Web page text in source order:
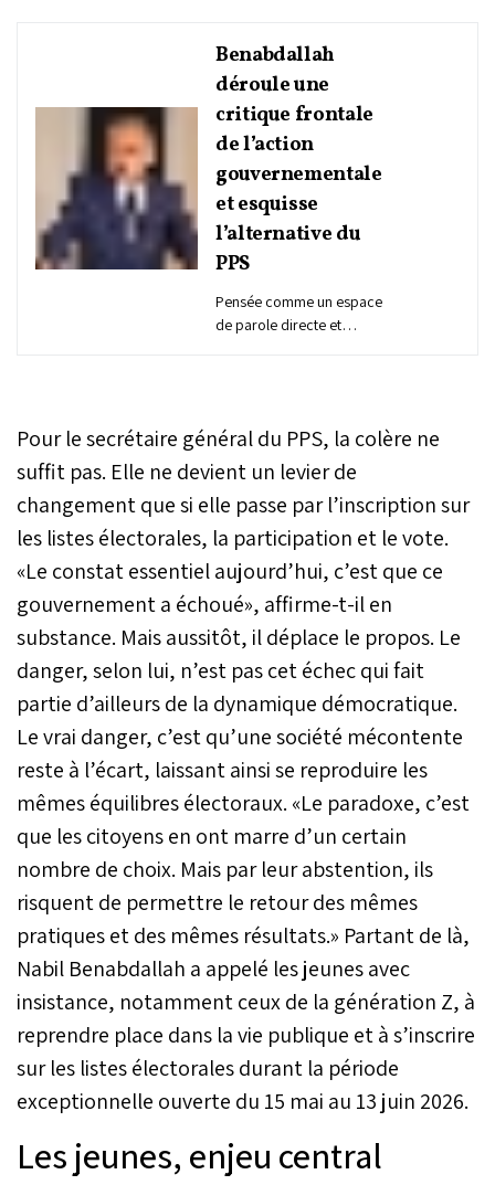
Benabdallah
déroule une
critique frontale
de l’action
gouvernementale
et esquisse
l’alternative du
PPS
Pensée comme un espace
de parole directe et
mars, recevait
Mohammed Nabil
général du Parti du
progrès et du socialisme
(PPS). Très vite, l’échange
a pris corps. Il s’est
d’abord attardé sur les
dossiers les plus exposés
– protection sociale,
pouvoir d’achat,
logement, inégalités
territoriales – qu’il a
examinés avec précision.
Puis, par élargissement, la
discussion a glissé vers les
équilibres politiques, les
recompositions de la
gauche et l’état du débat
public. De séquence en
séquence, le même fil
s’est imposé : une mise en
gouvernementaux,
accompagnée, en
parallèle, de repères
esquissant la ligne
défendue par son parti.
Pour le secrétaire général du PPS, la colère ne
suffit pas. Elle ne devient un levier de
changement que si elle passe par l’inscription sur
les listes électorales, la participation et le vote.
«Le constat essentiel aujourd’hui, c’est que ce
gouvernement a échoué», affirme-t-il en
substance. Mais aussitôt, il déplace le propos. Le
danger, selon lui, n’est pas cet échec qui fait
partie d’ailleurs de la dynamique démocratique.
Le vrai danger, c’est qu’une société mécontente
reste à l’écart, laissant ainsi se reproduire les
mêmes équilibres électoraux. «Le paradoxe, c’est
que les citoyens en ont marre d’un certain
nombre de choix. Mais par leur abstention, ils
risquent de permettre le retour des mêmes
pratiques et des mêmes résultats.» Partant de là,
Nabil Benabdallah a appelé les jeunes avec
insistance, notamment ceux de la génération Z, à
reprendre place dans la vie publique et à s’inscrire
sur les listes électorales durant la période
exceptionnelle ouverte du 15 mai au 13 juin 2026.
Les jeunes, enjeu central